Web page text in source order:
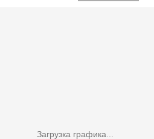
Загрузка графика...